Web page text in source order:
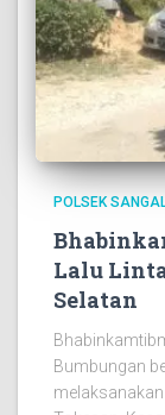
POLSEK
Lalu
Selatan
Bumbungan